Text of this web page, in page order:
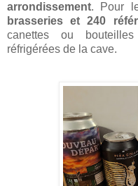
arrondissement. Pour
brasseries et 240
canettes ou
réfrigérées de la cave.